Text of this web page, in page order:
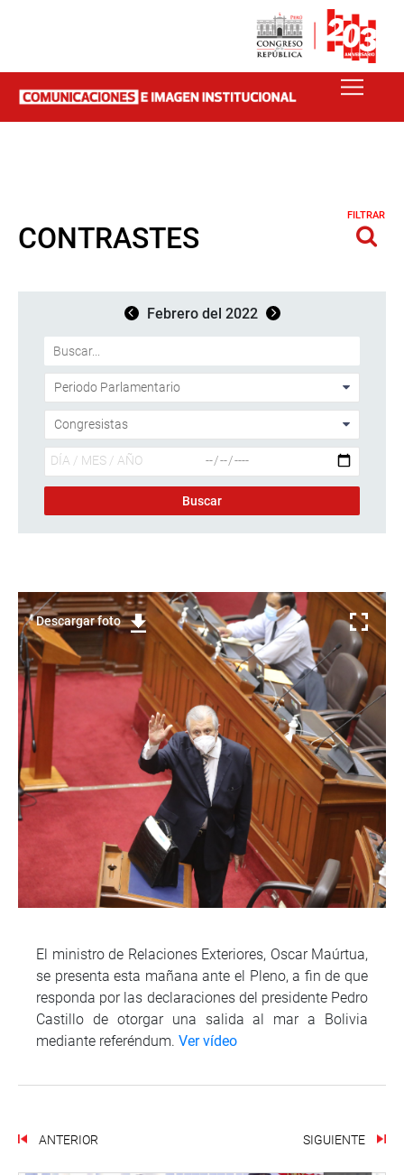
CONTRASTES
FILTRAR
Febrero del 2022
Descargar foto
El ministro de Relaciones Exteriores, Oscar Maúrtua,
se presenta esta mañana ante el Pleno, a fin de que
responda por las declaraciones del presidente Pedro
Castillo de otorgar una salida al mar a Bolivia
mediante referéndum. Ver vídeo
ANTERIOR SIGUIENTE